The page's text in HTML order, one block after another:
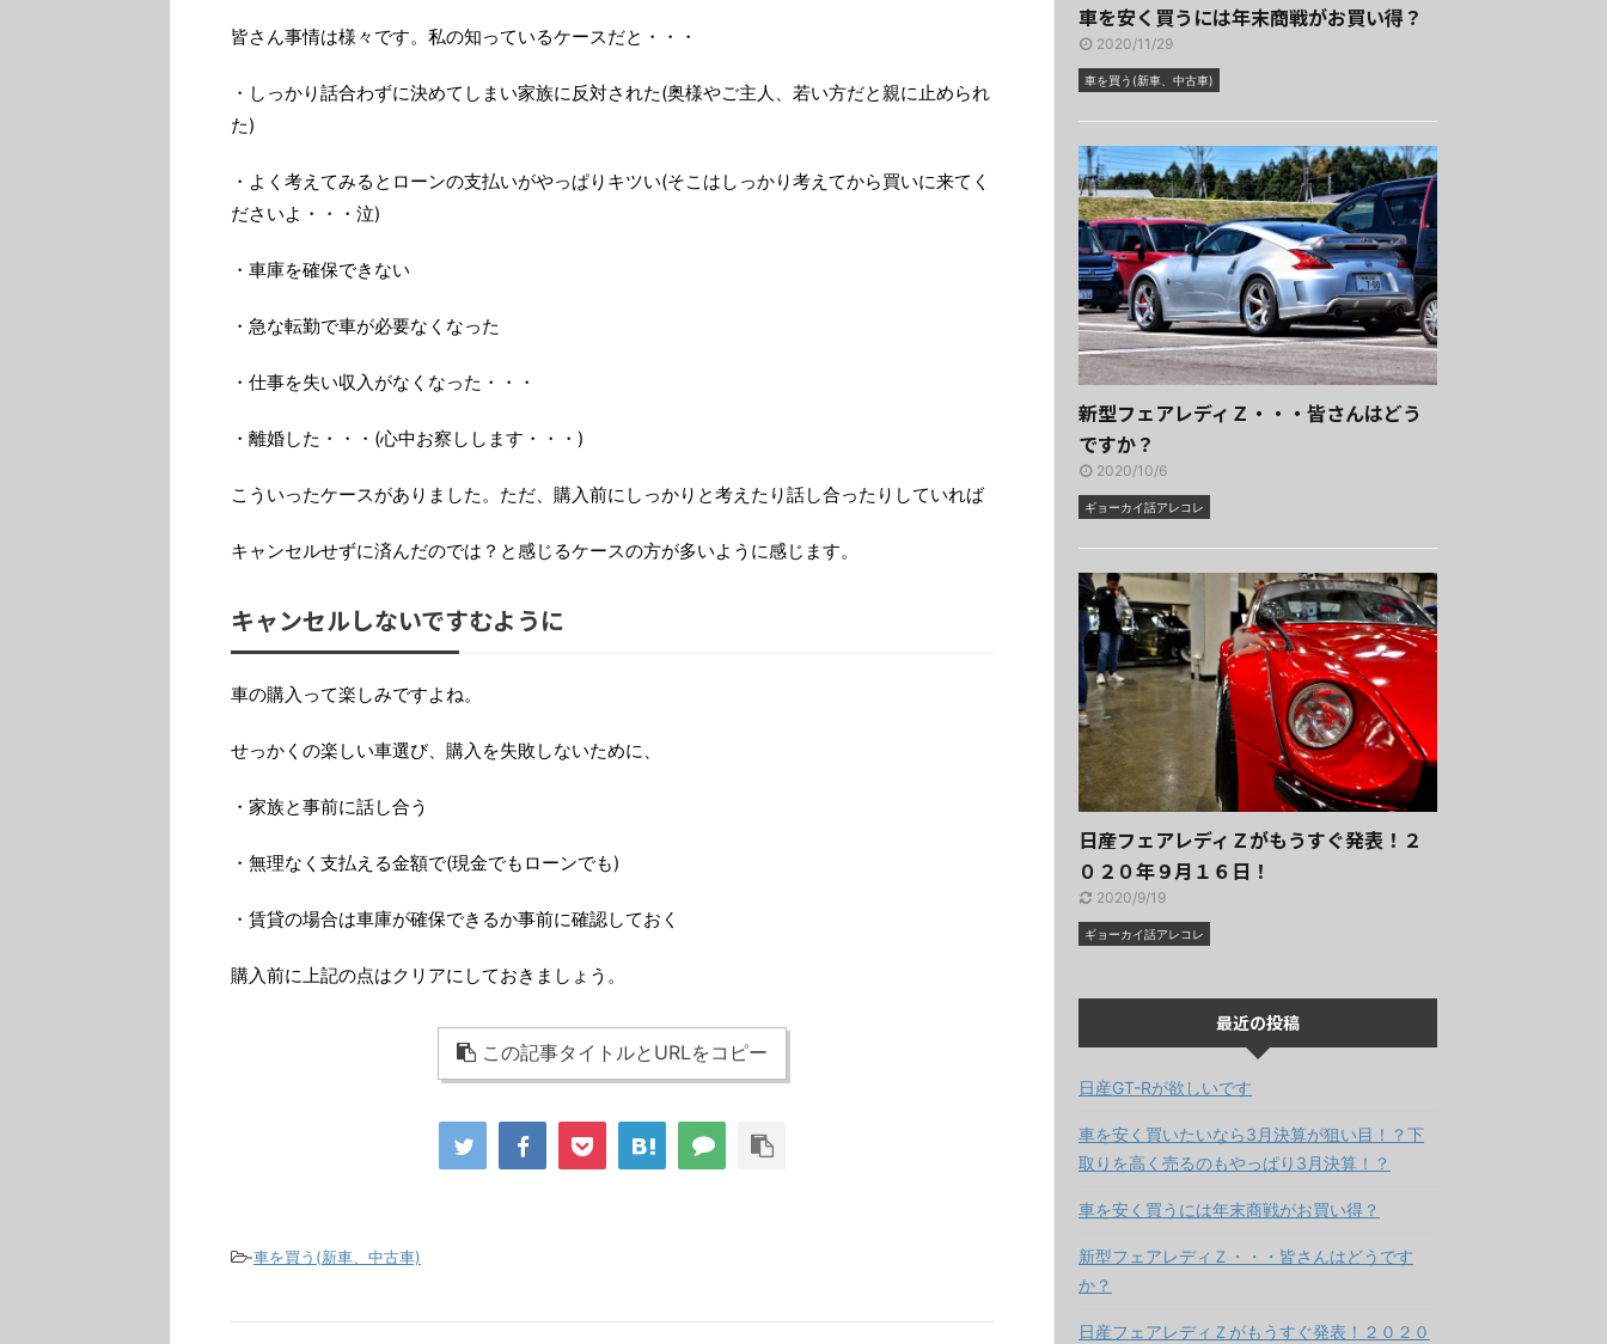
皆さん事情は様々です。私の知っているケースだと・・・
・しっかり話合わずに決めてしまい家族に反対された(奥様やご主人、若い方だと親に止められ
た)
・よく考えてみるとローンの支払いがやっぱりキツい(そこはしっかり考えてから買いに来てく
ださいよ・・・泣)
・車庫を確保できない
・急な転勤で車が必要なくなった
・仕事を失い収入がなくなった・・・
・離婚した・・・(心中お察しします・・・)
こういったケースがありました。ただ、購入前にしっかりと考えたり話し合ったりしていれば
キャンセルせずに済んだのでは？と感じるケースの方が多いように感じます。
キャンセルしないですむように
車の購入って楽しみですよね。
せっかくの楽しい車選び、購入を失敗しないために、
・家族と事前に話し合う
・無理なく支払える金額で(現金でもローンでも)
・賃貸の場合は車庫が確保できるか事前に確認しておく
購入前に上記の点はクリアにしておきましょう。
この記事タイトルとURLをコピー
-車を買う(新車、中古車)
車を安く買うには年末商戦がお買い得？
2020/11/29
車を買う(新車、中古車)
新型フェアレディＺ・・・皆さんはどう
ですか？
2020/10/6
ギョーカイ話アレコレ
日産フェアレディＺがもうすぐ発表！２
０２０年９月１６日！
2020/9/19
ギョーカイ話アレコレ
最近の投稿
日産GT-Rが欲しいです
車を安く買いたいなら3月決算が狙い目！？下
取りを高く売るのもやっぱり3月決算！？
車を安く買うには年末商戦がお買い得？
新型フェアレディＺ・・・皆さんはどうです
か？
日産フェアレディＺがもうすぐ発表！２０２０